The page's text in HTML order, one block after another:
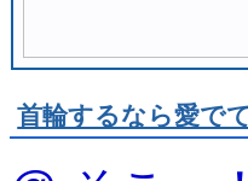
首輪するなら愛で